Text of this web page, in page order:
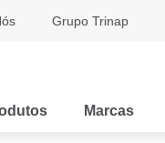
Grupo Trinap
Marcas